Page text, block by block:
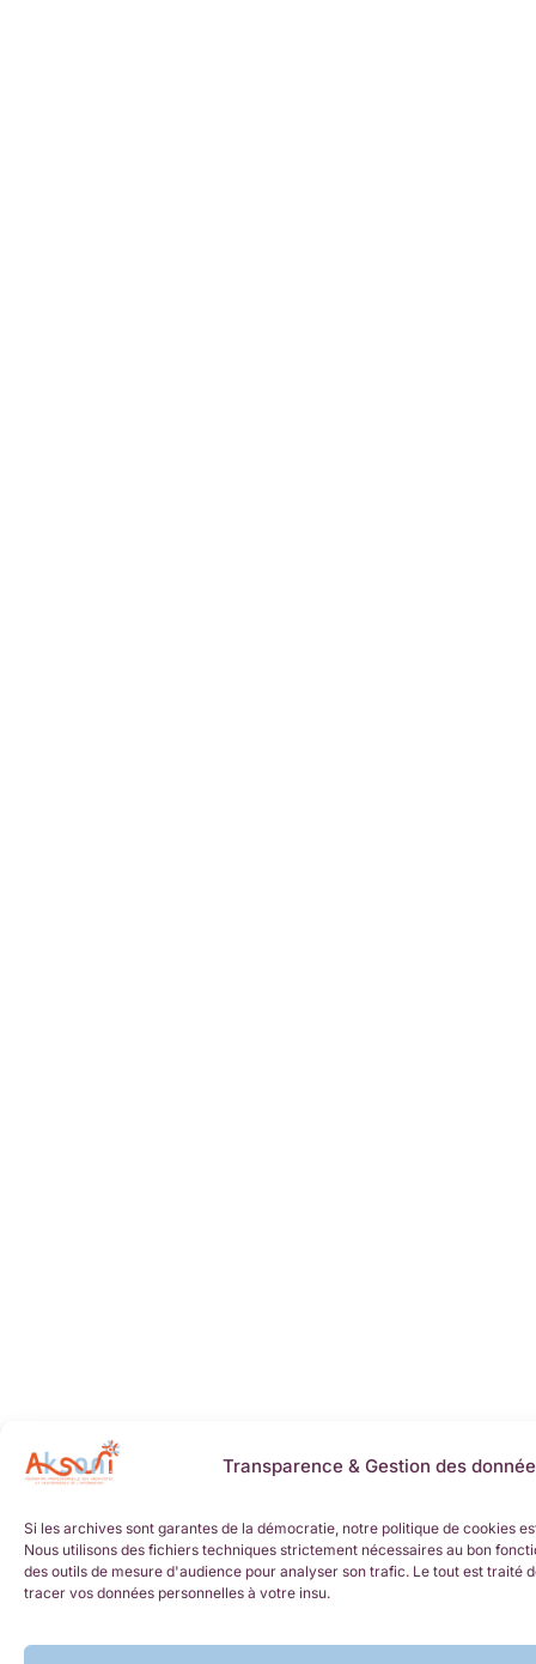
Transparence & Gestion des
Si les archives sont garantes de la démocratie, notre politique de cookies
Nous utilisons des fichiers techniques strictement nécessaires au bon
des outils de mesure d'audience pour analyser son trafic. Le tout est traité
tracer vos données personnelles à votre insu.